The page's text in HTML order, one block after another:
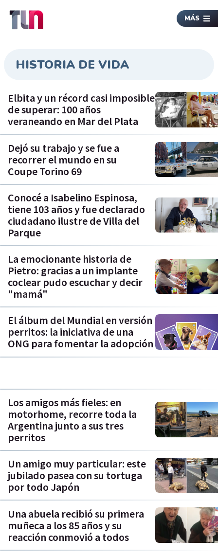
MÁS
HISTORIA DE VIDA
Elbita y un récord casi imposible
de superar: 100 años
veraneando en Mar del Plata
Dejó su trabajo y se fue a
recorrer el mundo en su
Coupe Torino 69
Conocé a Isabelino Espinosa,
tiene 103 años y fue declarado
ciudadano ilustre de Villa del
Parque
La emocionante historia de
Pietro: gracias a un implante
coclear pudo escuchar y decir
"mamá"
El álbum del Mundial en versión
perritos: la iniciativa de una
ONG para fomentar la adopción
Los amigos más fieles: en
motorhome, recorre toda la
Argentina junto a sus tres
perritos
Un amigo muy particular: este
jubilado pasea con su tortuga
por todo Japón
Una abuela recibió su primera
muñeca a los 85 años y su
reacción conmovió a todos